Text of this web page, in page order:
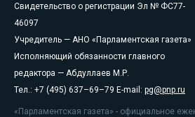
Свидетельство о регистрации Эл № ФС77-
46097
Учредитель — АНО «Парламентская газета»
Исполняющий обязанности главного
редактора — Абдуллаев М.Р.
Тел.: +7 (495) 637–69–79 E-mail: pg@pnp.ru
«Парламентская газета» - официальное